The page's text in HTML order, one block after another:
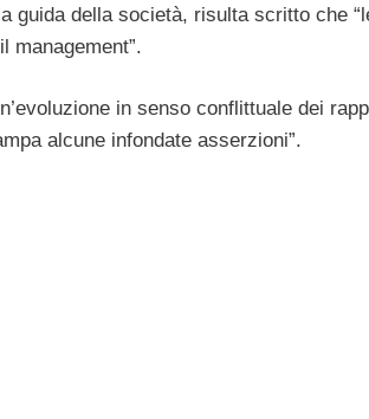
guida della società, risulta scritto che
management”.
in senso conflittuale dei
alcune infondate asserzioni”.